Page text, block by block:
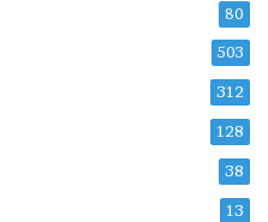
80
503
312
128
38
13